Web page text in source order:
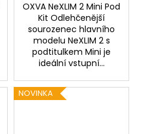
OXVA NeXLIM 2 Mini Pod
Kit Odlehčenější
sourozenec hlavního
modelu NeXLIM 2 s
podtitulkem Mini je
ideální vstupní...
NOVINKA